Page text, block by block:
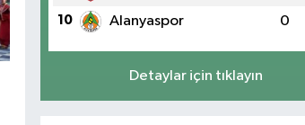
10 Alanyaspor 0
Detaylar için tıklayın